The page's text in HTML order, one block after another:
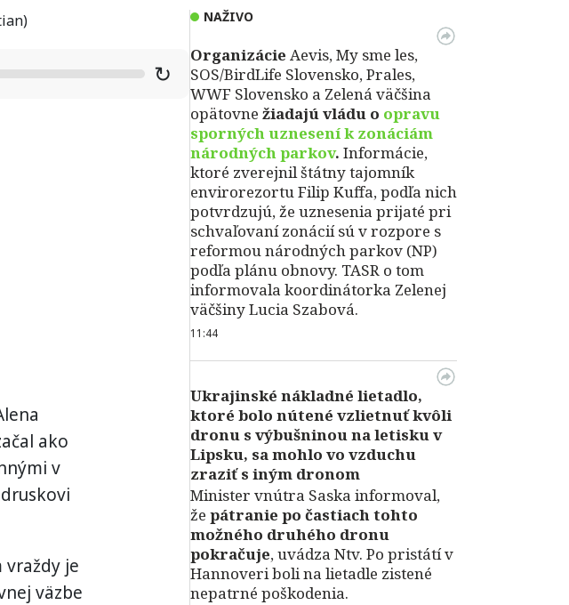
↻
ako
v
je
väzbe
NAŽIVO
Organizácie Aevis, My sme les,
SOS/BirdLife Slovensko, Prales,
WWF Slovensko a Zelená väčšina
opätovne žiadajú vládu o opravu
sporných uznesení k zonáciám
národných parkov. Informácie,
ktoré zverejnil štátny tajomník
envirorezortu Filip Kuffa, podľa nich
potvrdzujú, že uznesenia prijaté pri
schvaľovaní zonácií sú v rozpore s
reformou národných parkov (NP)
podľa plánu obnovy. TASR o tom
informovala koordinátorka Zelenej
väčšiny Lucia Szabová.
11:44
Ukrajinské nákladné lietadlo,
ktoré bolo nútené vzlietnuť kvôli
dronu s výbušninou na letisku v
Lipsku, sa mohlo vo vzduchu
zraziť s iným dronom
Minister vnútra Saska informoval,
že pátranie po častiach tohto
možného druhého dronu
pokračuje, uvádza Ntv. Po pristátí v
Hannoveri boli na lietadle zistené
nepatrné poškodenia.